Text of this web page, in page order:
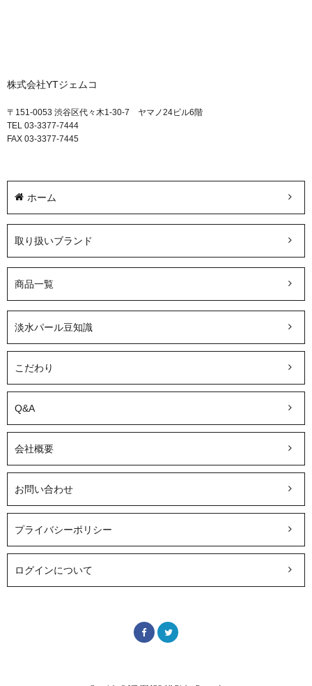
株式会社YTジェムコ
〒151-0053 渋谷区代々木1-30-7 ヤマノ24ビル6階
TEL 03-3377-7444
FAX 03-3377-7445
ホーム
取り扱いブランド
商品一覧
淡水パール豆知識
こだわり
Q&A
会社概要
お問い合わせ
プライバシーポリシー
ログインについて